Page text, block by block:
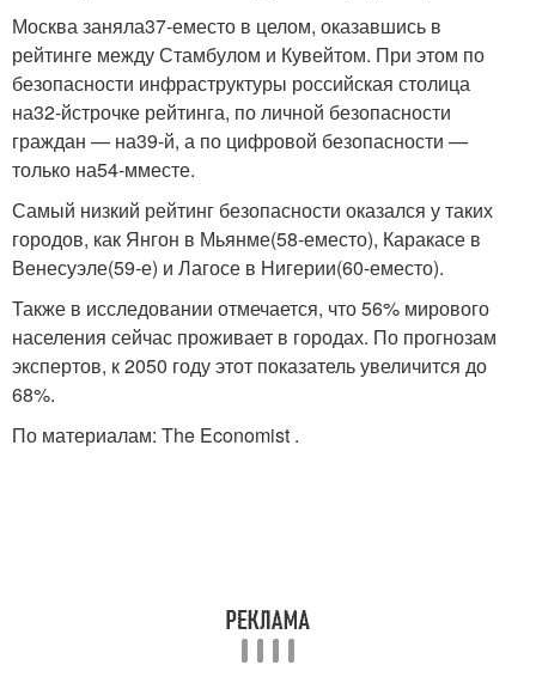
Москва заняла37-еместо в целом, оказавшись в
рейтинге между Стамбулом и Кувейтом. При этом по
безопасности инфраструктуры российская столица
на32-йстрочке рейтинга, по личной безопасности
граждан — на39-й, а по цифровой безопасности —
только на54-мместе.
Самый низкий рейтинг безопасности оказался у таких
городов, как Янгон в Мьянме(58-еместо), Каракасе в
Венесуэле(59-е) и Лагосе в Нигерии(60-еместо).
Также в исследовании отмечается, что 56% мирового
населения сейчас проживает в городах. По прогнозам
экспертов, к 2050 году этот показатель увеличится до
68%.
По материалам: The Economist .